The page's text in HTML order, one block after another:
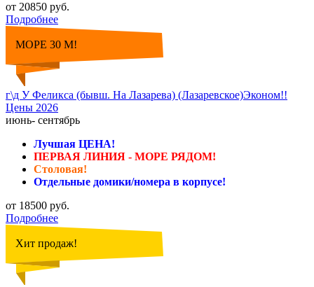
от 20850 руб.
Подробнее
МОРЕ 30 М!
г\д У Феликса (бывш. На Лазарева) (Лазаревское)Эконом!!
Цены 2026
июнь- сентябрь
Лучшая ЦЕНА!
ПЕРВАЯ ЛИНИЯ - МОРЕ РЯДОМ!
Столовая!
Отдельные домики/номера в корпусе!
от 18500 руб.
Подробнее
Хит продаж!